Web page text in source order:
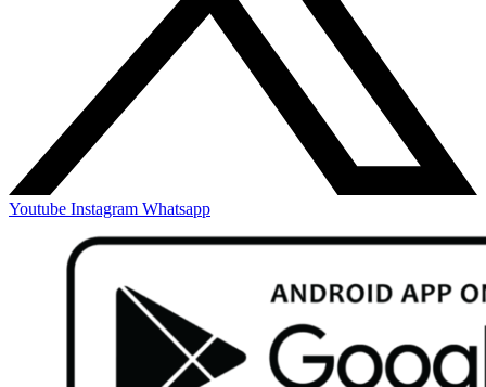
Youtube Instagram Whatsapp